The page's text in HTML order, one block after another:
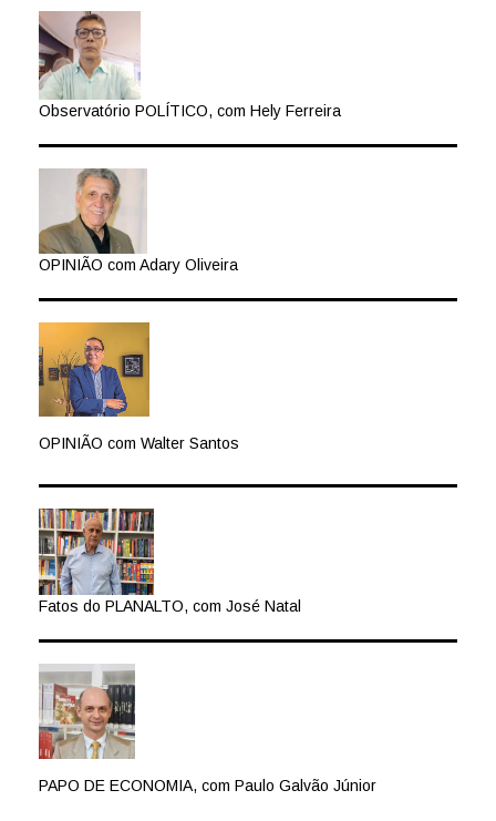
Observatório POLÍTICO, com Hely Ferreira
OPINIÃO com Adary Oliveira
OPINIÃO com Walter Santos
Fatos do PLANALTO, com José Natal
PAPO DE ECONOMIA, com Paulo Galvão Júnior